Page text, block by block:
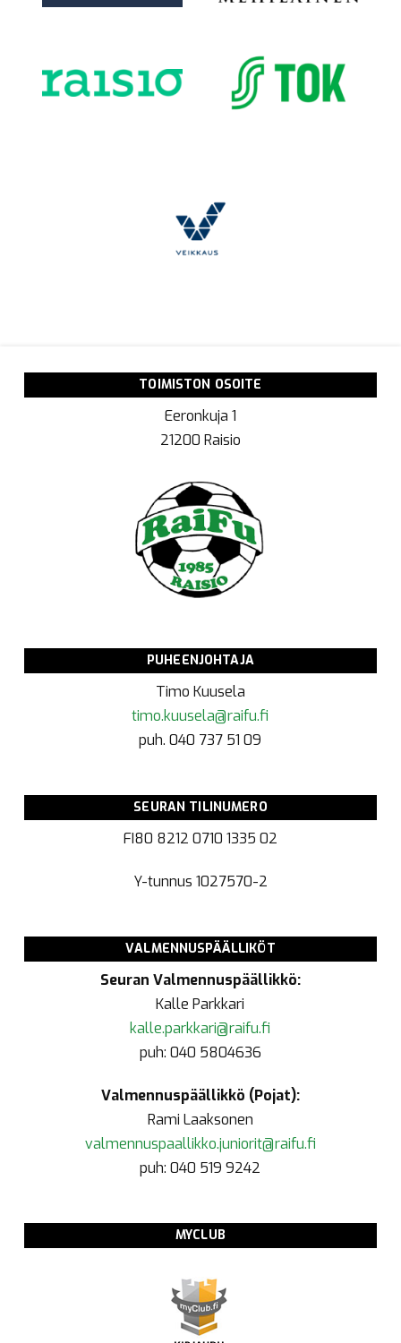
TOIMISTON OSOITE
Eeronkuja 1
21200 Raisio
PUHEENJOHTAJA
Timo Kuusela
timo.kuusela@raifu.fi
puh. 040 737 51 09
SEURAN TILINUMERO
FI80 8212 0710 1335 02
Y-tunnus 1027570-2
VALMENNUSPÄÄLLIKÖT
Seuran Valmennuspäällikkö:
Kalle Parkkari
kalle.parkkari@raifu.fi
puh: 040 5804636
Valmennuspäällikkö (Pojat):
Rami Laaksonen
valmennuspaallikko.juniorit@raifu.fi
puh: 040 519 9242
MYCLUB